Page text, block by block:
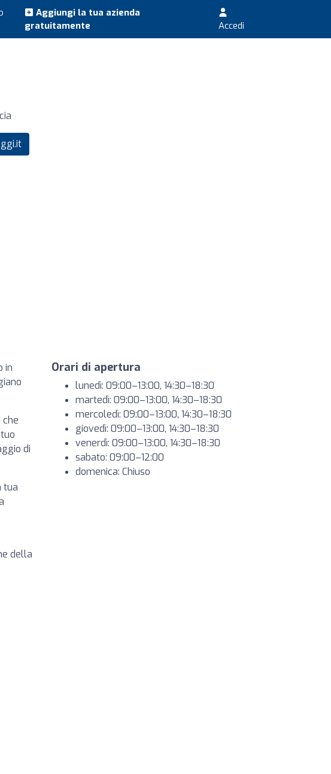
Aggiungi la tua azienda
gratuitamente
Accedi
in
che
di
tua
della
Orari di apertura
lunedì: 09:00–13:00, 14:30–18:30
martedì: 09:00–13:00, 14:30–18:30
mercoledì: 09:00–13:00, 14:30–18:30
giovedì: 09:00–13:00, 14:30–18:30
venerdì: 09:00–13:00, 14:30–18:30
sabato: 09:00–12:00
domenica: Chiuso